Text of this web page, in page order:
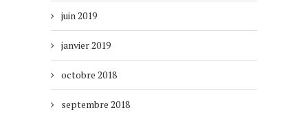
juin 2019
janvier 2019
octobre 2018
septembre 2018